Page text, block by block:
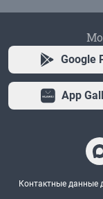
Google
App
Контактные данные